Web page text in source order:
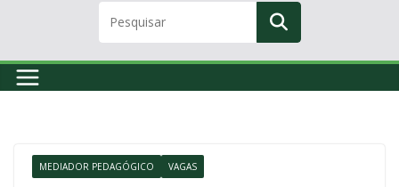
MEDIADOR PEDAGÓGICO VAGAS